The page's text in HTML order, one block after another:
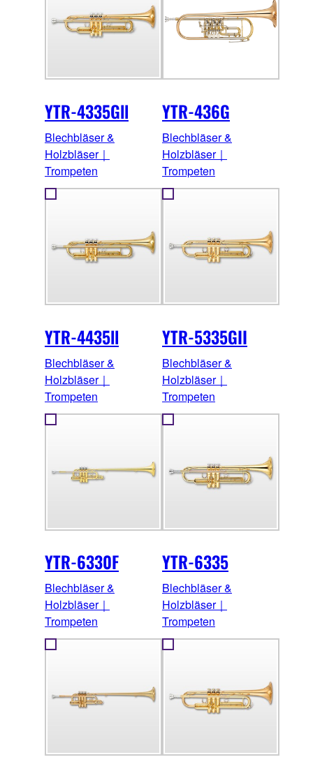
YTR-4335Gll
Blechbläser &
Holzbläser｜
Trompeten
YTR-436G
Blechbläser &
Holzbläser｜
Trompeten
YTR-4435ll
Blechbläser &
Holzbläser｜
Trompeten
YTR-5335GII
Blechbläser &
Holzbläser｜
Trompeten
YTR-6330F
Blechbläser &
Holzbläser｜
Trompeten
YTR-6335
Blechbläser &
Holzbläser｜
Trompeten